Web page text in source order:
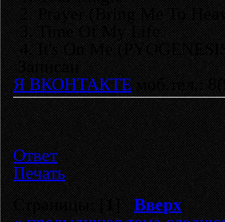
2. Prayer (Bring Me To
3. Time Of My Life
4. It's On Me
Записан
Я ВКОНТАКТЕмоб.тел.:
Ответ
Печать
Страницы: [1]Вверх